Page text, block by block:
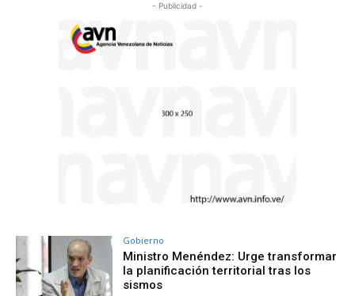
- Publicidad -
Gobierno
Ministro Menéndez: Urge transformar
la planificación territorial tras los
sismos